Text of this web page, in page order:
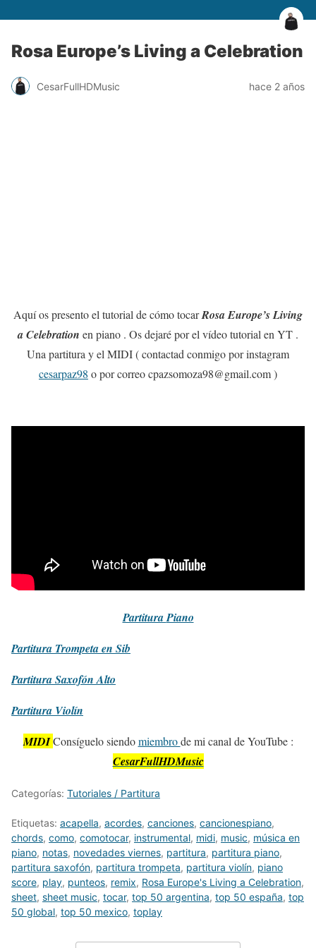
Rosa Europe’s Living a Celebration
CesarFullHDMusic hace 2 años
Aquí os presento el tutorial de cómo tocarRosa Europe’s Living
a Celebration en piano . Os dejaré por el vídeo tutorial en YT .
Una partitura y el MIDI ( contactad conmigo por instagram
cesarpaz98 o por correo cpazsomoza98@gmail.com )
PartituraPiano
Partitura Trompeta en Sib
PartituraSaxofón Alto
Partitura Violín
MIDI Consíguelo siendomiembrode mi canal de YouTube :
CesarFullHDMusic
Categorías: Tutoriales / Partitura
Etiquetas: acapella, acordes, canciones, cancionespiano,
chords, como, comotocar, instrumental, midi, music, música en
piano, notas, novedades viernes, partitura, partitura piano,
partitura saxofón, partitura trompeta, partitura violín, piano
score, play, punteos, remix, Rosa Europe's Living a Celebration,
sheet, sheet music, tocar, top 50 argentina, top 50 españa, top
50 global, top 50 mexico, toplay